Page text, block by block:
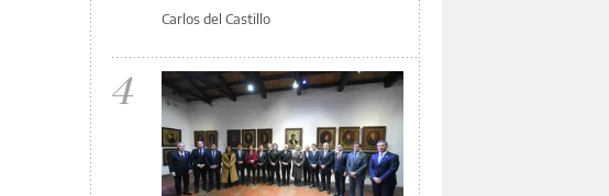
Carlos del Castillo
4